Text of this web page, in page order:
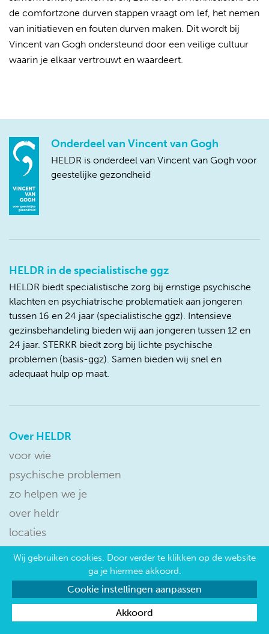
de comfortzone durven stappen vraagt om lef, het nemen
van initiatieven en fouten durven maken. Dit wordt bij
Vincent van Gogh ondersteund door een veilige cultuur
waarin je elkaar vertrouwt en waardeert.
Onderdeel van Vincent van Gogh
HELDR is onderdeel van Vincent van Gogh voor
geestelijke gezondheid
HELDR in de specialistische ggz
HELDR biedt specialistische zorg bij ernstige psychische
klachten en psychiatrische problematiek aan jongeren
tussen 16 en 24 jaar (specialistische ggz). Intensieve
gezinsbehandeling bieden wij aan jongeren tussen 12 en
24 jaar. STERKR biedt zorg bij lichte psychische
problemen (basis-ggz). Samen bieden wij snel en
adequaat hulp op maat.
Over HELDR
voor wie
psychische problemen
zo helpen we je
over heldr
locaties
privacy verklaring cookie instellingen
Wij gebruiken cookies. Door verder te klikken op de website
ga je hiermee akkoord.
Cookie instellingen aanpassen
Akkoord